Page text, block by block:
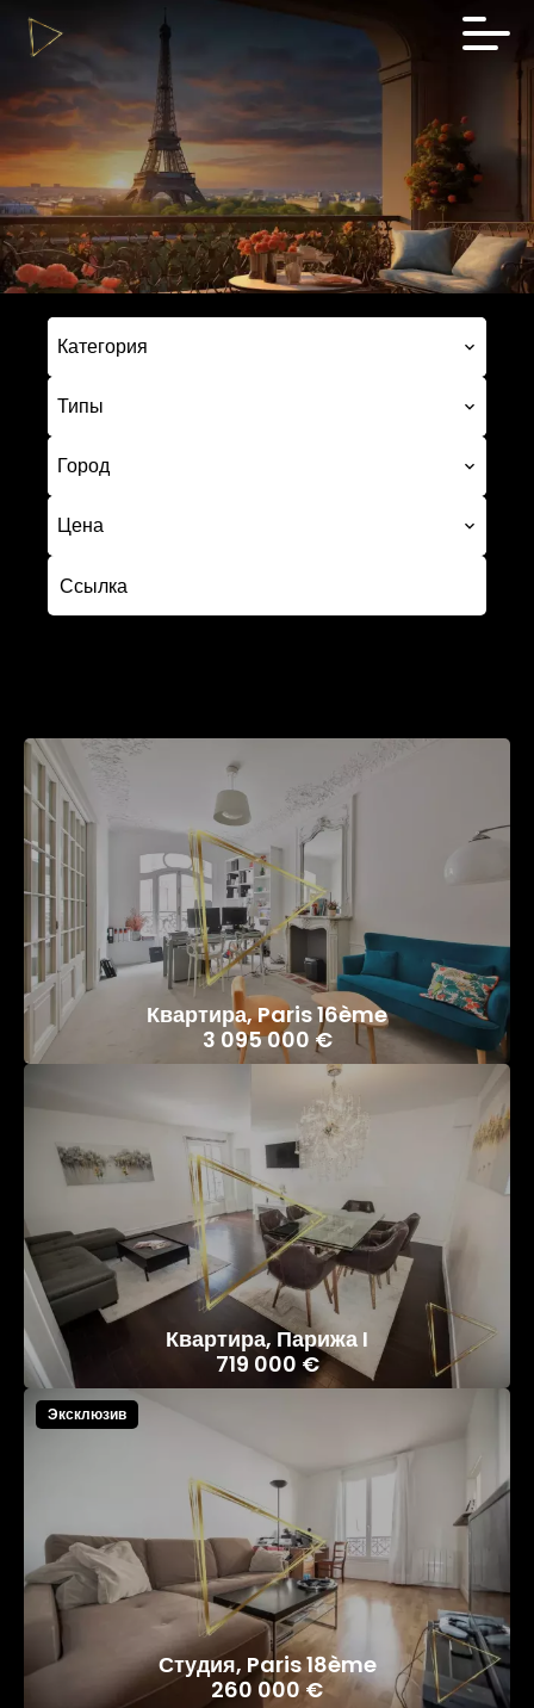
Категория
Типы
Город
Цена
Квартира, Paris 16ème
3 095 000 €
Квартира, Парижа I
719 000 €
Студия, Paris 18ème
260 000 €
Эксклюзив